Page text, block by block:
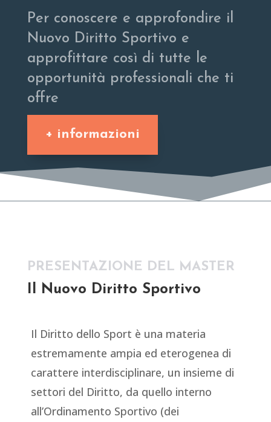
Per conoscere e approfondire il
Nuovo Diritto Sportivo e
approfittare così di tutte le
opportunità professionali che ti
offre
+ informazioni
PRESENTAZIONE DEL MASTER
Il Nuovo Diritto Sportivo
Il Diritto dello Sport è una materia
estremamente ampia ed eterogenea di
carattere interdisciplinare, un insieme di
settori del Diritto, da quello interno
all’Ordinamento Sportivo (dei